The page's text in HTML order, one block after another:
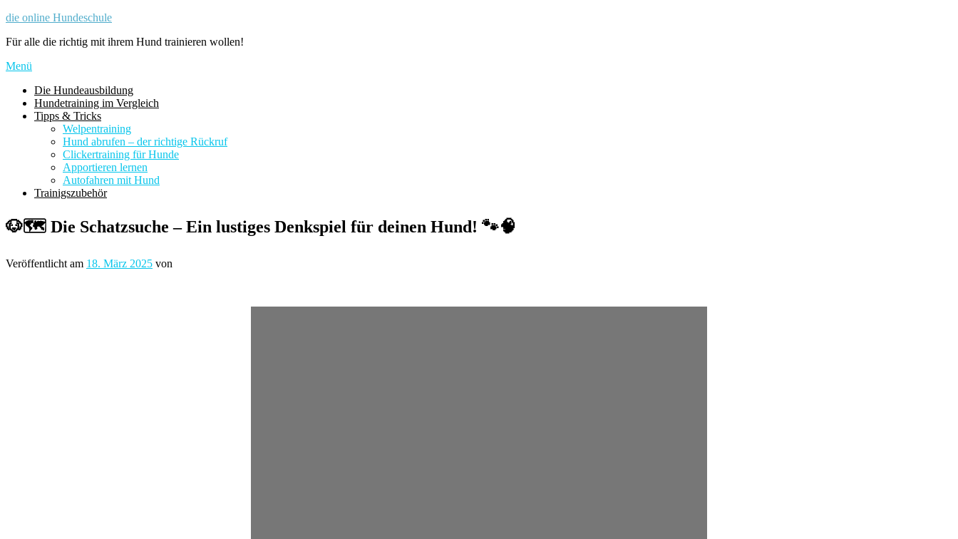
Zum
springen
die online Hundeschule
Für alle die richtig mit ihrem Hund trainieren wollen!
Menü
Die Hundeausbildung
Hundetraining im Vergleich
Tipps & Tricks
Welpentraining
Hund abrufen – der richtige Rückruf
Clickertraining für Hunde
Apportieren lernen
Autofahren mit Hund
Trainigszubehör
🐶🗺️ Die Schatzsuche – Ein lustiges Denkspiel für deinen Hund! 🐾🧠
Veröffentlicht am 18. März 2025 von